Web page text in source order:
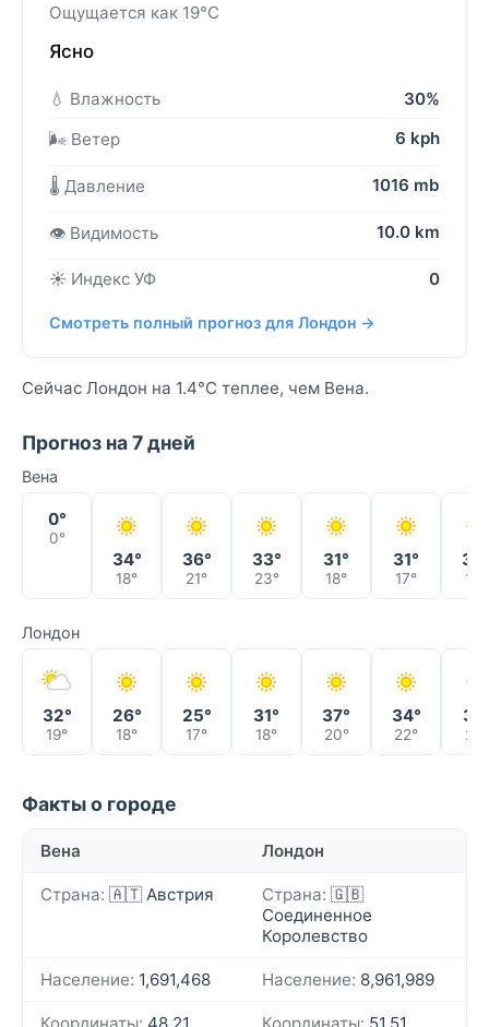
Ощущается как 19°C
Ясно
💧 Влажность
30%
🌬️ Ветер
6 kph
🌡️ Давление 1016 mb
👁️ Видимость 10.0 km
☀️ Индекс УФ 0
Смотреть полный прогноз для Лондон →
Сейчас Лондон на 1.4°C теплее, чем Вена.
Прогноз на 7 дней
Вена
0°
0°
34°
18°
36°
21°
33°
23°
31°
18°
31°
17° 17°
Лондон
32°
19°
26°
18°
25°
17°
31°
18°
37°
20°
34°
22°
31°
21°
Факты о городе
Вена Лондон
Страна: 🇦🇹 Австрия Страна: 🇬🇧
Соединенное
Королевство
Население: 1,691,468 Население: 8,961,989